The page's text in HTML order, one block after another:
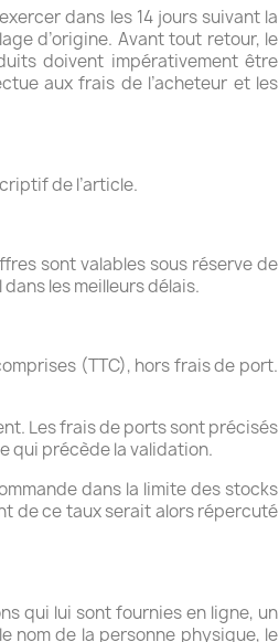
dans les 14 jours suivant la
d’origine. Avant tout retour, le
doivent impérativement être
aux frais de l’acheteur et les
de l’article.
sont valables sous réserve de
les meilleurs délais.
(TTC), hors frais de port.
Les frais de ports sont précisés
qui précède la validation.
dans la limite des stocks
de ce taux serait alors répercuté
qui lui sont fournies en ligne, un
nom de la personne physique, le